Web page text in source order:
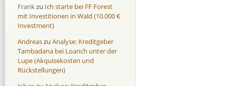
IUVO Group
-32,2 %
Lenndy
-314,6 %
Moncera
8,0 %
Monestro
9,1 %
Neo Finance
IUVO Group
-55,0 %
Lenndy
146,5 %
Moncera
11,1 %
Monestro
>1000%
Neo Finance
Frankzu Ich starte bei FF Forest
mit Investitionen in Wald (10.000 €
Investment)
Andreaszu Analyse: Kreditgeber
Tambadana bei Loanch unter der
Lupe (Akquisekosten und
Rückstellungen)